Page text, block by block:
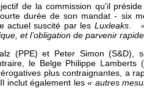
de la commission qu'il
durée de son mandat - six
actuel suscité par les Luxleaks.
et l’obligation de parvenir
(PPE) et Peter Simon (S&D),
le Belge Philippe Lamberts
plus contraignantes, a
inclut également les« autres